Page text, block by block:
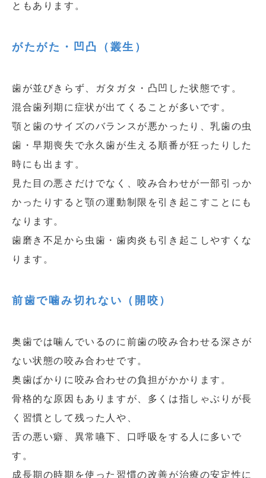
ともあります。
がたがた・凹凸（叢生）
歯が並びきらず、ガタガタ・凸凹した状態です。
混合歯列期に症状が出てくることが多いです。
顎と歯のサイズのバランスが悪かったり、乳歯の虫
歯・早期喪失で永久歯が生える順番が狂ったりした
時にも出ます。
見た目の悪さだけでなく、咬み合わせが一部引っか
かったりすると顎の運動制限を引き起こすことにも
なります。
歯磨き不足から虫歯・歯肉炎も引き起こしやすくな
ります。
前歯で噛み切れない（開咬）
奥歯では噛んでいるのに前歯の咬み合わせる深さが
ない状態の咬み合わせです。
奥歯ばかりに咬み合わせの負担がかかります。
骨格的な原因もありますが、多くは指しゃぶりが長
く習慣として残った人や、
舌の悪い癖、異常嚥下、口呼吸をする人に多いで
す。
成長期の時期を使った習慣の改善が治療の安定性に